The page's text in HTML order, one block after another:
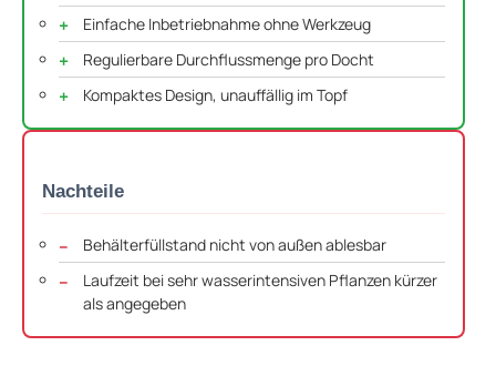
Einfache Inbetriebnahme ohne Werkzeug
Regulierbare Durchflussmenge pro Docht
Kompaktes Design, unauffällig im Topf
Nachteile
Behälterfüllstand nicht von außen ablesbar
Laufzeit bei sehr wasserintensiven Pflanzen kürzer
als angegeben